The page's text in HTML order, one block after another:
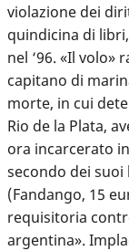
violazione dei
quindicina di
nel ‘96. «Il volo»
capitano di
morte, in cui
Rio de la Plata,
ora incarcerato
secondo dei suoi
(Fandango, 15
requisitoria
argentina».